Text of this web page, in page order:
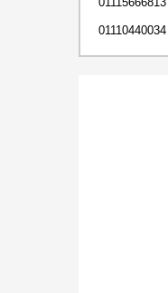
01110440034